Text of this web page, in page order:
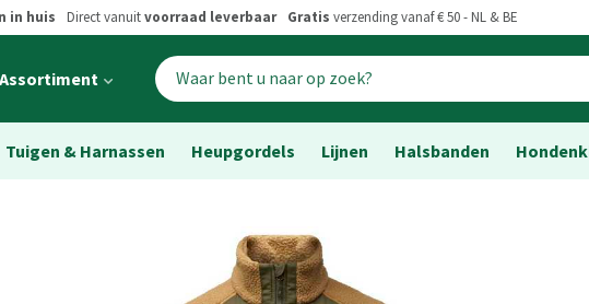
in huis Direct vanuitvoorraad leverbaar Gratis verzending vanaf € 50 - NL & BE
Open
Assortiment
Tuigen & Harnassen Heupgordels Lijnen Halsbanden